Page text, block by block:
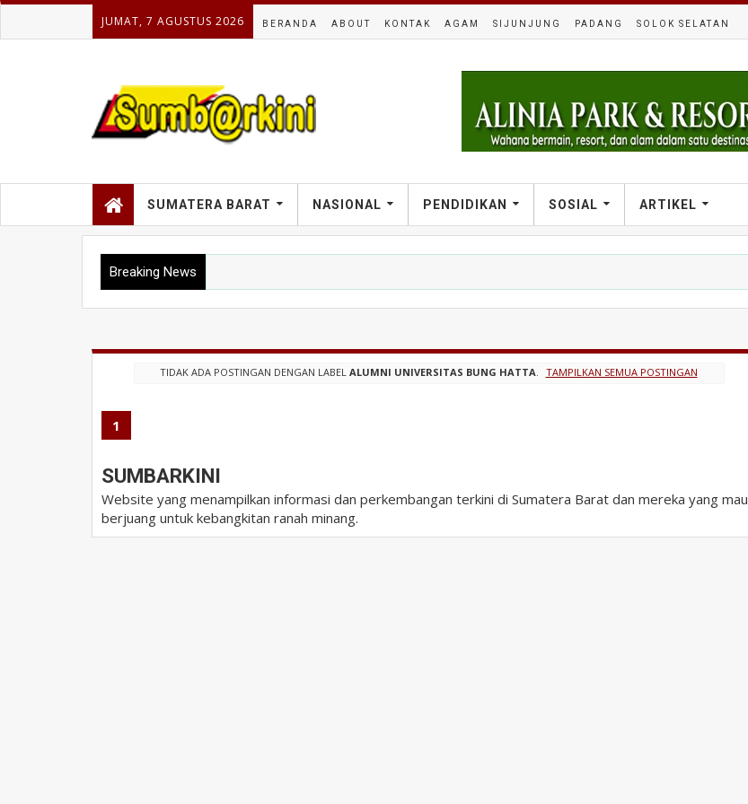
JUMAT, 7 AGUSTUS 2026 BERANDA ABOUT KONTAK AGAM SIJUNJUNG PADANG SOLOK SELATAN
SUMATERA BARAT NASIONAL PENDIDIKAN SOSIAL ARTIKEL
Breaking News
TIDAK ADA POSTINGAN DENGAN LABELALUMNI UNIVERSITAS BUNG HATTA. TAMPILKAN SEMUA POSTINGAN
1
SUMBARKINI
Website yang menampilkan informasi dan perkembangan terkini di Sumatera Barat dan mereka yang mau
berjuang untuk kebangkitan ranah minang.